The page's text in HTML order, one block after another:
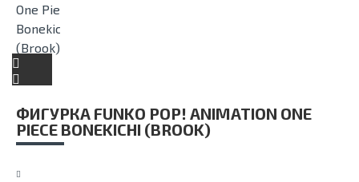
ФИГУРКА FUNKO POP! ANIMATION ONE
PIECE BONEKICHI (BROOK)